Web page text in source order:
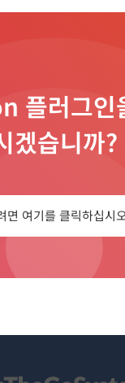
러그인
겠습니까?
면 여기를 클릭하십시